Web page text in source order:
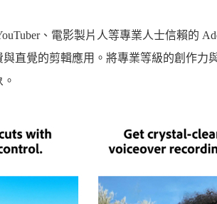
、電影製片人等專業人士信賴的
直覺的剪輯應用。將專業等級的創作力